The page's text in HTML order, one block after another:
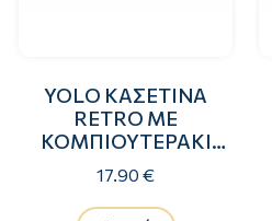
YOLO ΚΑΣΕΤΙΝΑ
RETRO ΜΕ
ΚΟΜΠΙΟΥΤΕΡΑΚΙ
TENNIS CLUB GIRL
17.90 €